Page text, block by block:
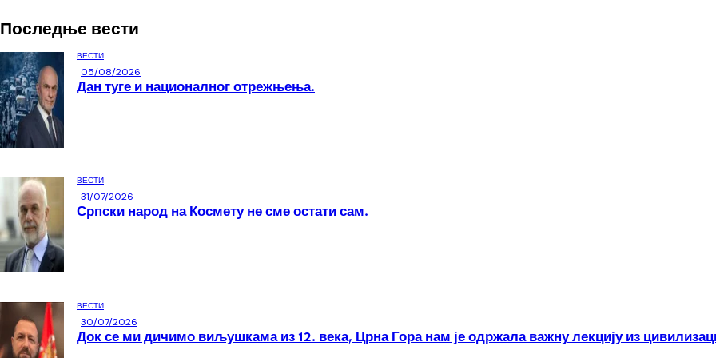
Последње вести
ВЕСТИ
05/08/2026
Дан туге и националног отрежњења.
ВЕСТИ
31/07/2026
Српски народ на Космету не сме остати сам.
ВЕСТИ
30/07/2026
Док се ми дичимо виљушкама из 12. века, Црна Гора нам је одржала важну лекцију из